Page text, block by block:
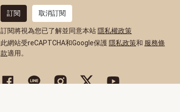
訂閱 取消訂閱
訂閱將視為您已了解並同意本站隱私權政策
此網站受reCAPTCHA和Google保護隱私政策和 服務條
款適用。
高雄市政府新聞局Facebook粉絲專頁
高雄市政府Line官方帳號
高雄市政府Instagram官方帳號
高雄市政府Twitter官方帳號
高雄市政府Youtube頻道